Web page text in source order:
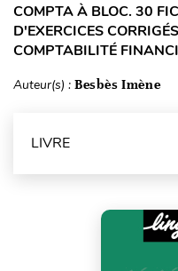
COMPTA À BLOC. 30
D'EXERCICES
COMPTABILITÉ
Auteur(s) : Besbès Imène
LIVRE